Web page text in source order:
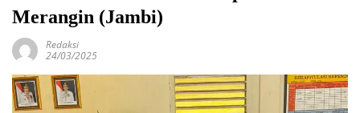
Merangin (Jambi)
Redaksi
24/03/2025